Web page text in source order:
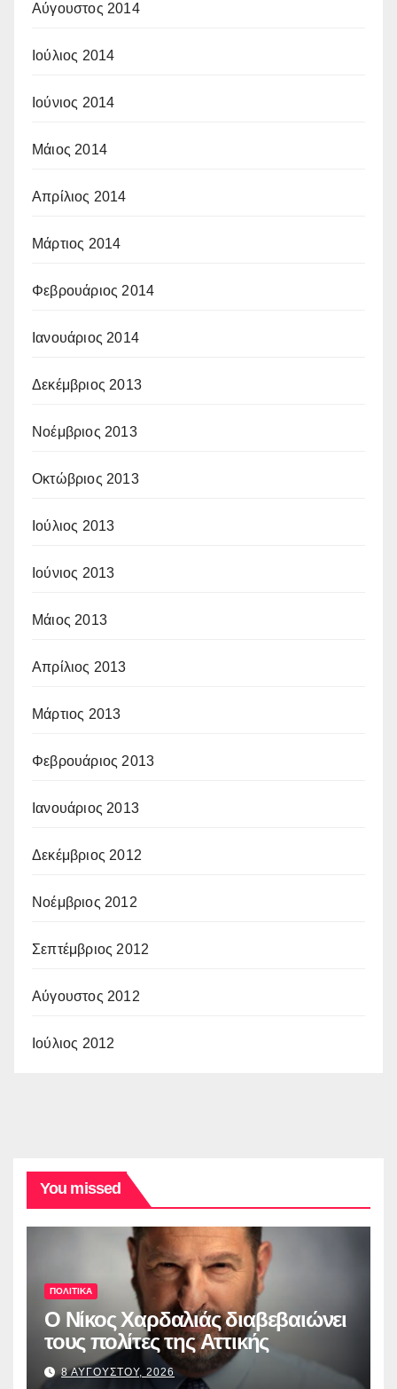
Αύγουστος 2014
Ιούλιος 2014
Ιούνιος 2014
Μάιος 2014
Απρίλιος 2014
Μάρτιος 2014
Φεβρουάριος 2014
Ιανουάριος 2014
Δεκέμβριος 2013
Νοέμβριος 2013
Οκτώβριος 2013
Ιούλιος 2013
Ιούνιος 2013
Μάιος 2013
Απρίλιος 2013
Μάρτιος 2013
Φεβρουάριος 2013
Ιανουάριος 2013
Δεκέμβριος 2012
Νοέμβριος 2012
Σεπτέμβριος 2012
Αύγουστος 2012
Ιούλιος 2012
You missed
ΠΟΛΙΤΙΚΑ
O Νίκος Χαρδαλιάς διαβεβαιώνει
τους πολίτες της Αττικής
8 ΑΥΓΟΥΣΤΟΥ, 2026